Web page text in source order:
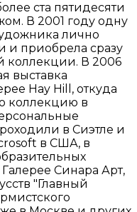
ста пятидесяти
В 2001 году одну
лично
и приобрела сразу
коллекции. В 2006
выставка
Hay Hill, откуда
коллекцию в
в Сиэтле и
в США, в
Синара Арт,
"Главный